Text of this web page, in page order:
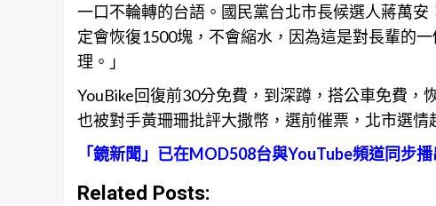
一口不輪轉的台語。國民黨台北市長候選人蔣萬安
定會恢復1500塊，不會縮水，因為這是對長輩的
理。」
YouBike回復前30分免費，到深蹲，搭公車免費，
也被對手黃珊珊批評大撒幣，選前催票，北市選情
「鏡新聞」已在MOD508台與YouTube頻道同步播
Related Posts: